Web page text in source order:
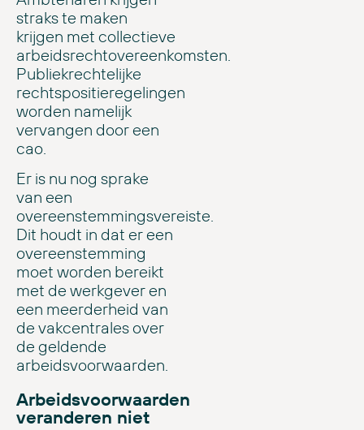
straks te maken
krijgen met collectieve
arbeidsrechtovereenkomsten.
Publiekrechtelijke
rechtspositieregelingen
worden namelijk
vervangen door een
cao.
Er is nu nog sprake
van een
overeenstemmingsvereiste.
Dit houdt in dat er een
overeenstemming
moet worden bereikt
met de werkgever en
een meerderheid van
de vakcentrales over
de geldende
arbeidsvoorwaarden.
Arbeidsvoorwaarden
veranderen niet